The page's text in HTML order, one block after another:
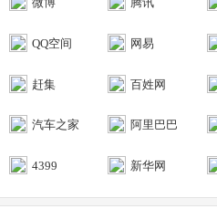
QQ空间 网易
赶集 百姓网
汽车之家 阿里巴巴
4399 新华网